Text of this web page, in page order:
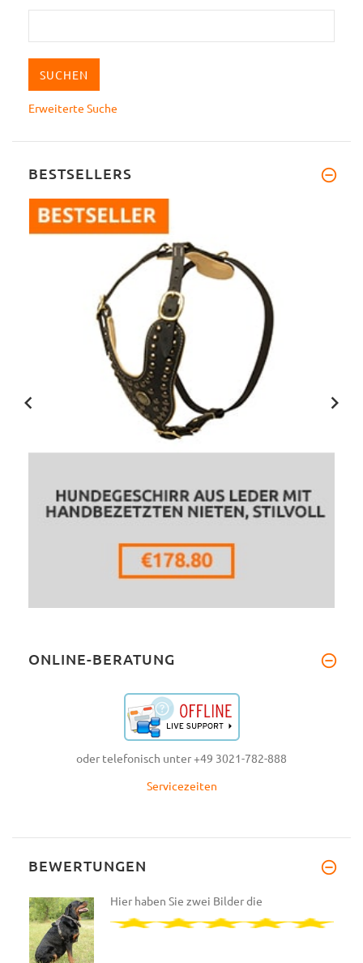
Erweiterte Suche
BESTSELLERS
ONLINE-BERATUNG
oder telefonisch unter +49 3021-782-888
Servicezeiten
BEWERTUNGEN
Hier haben Sie zwei Bilder die